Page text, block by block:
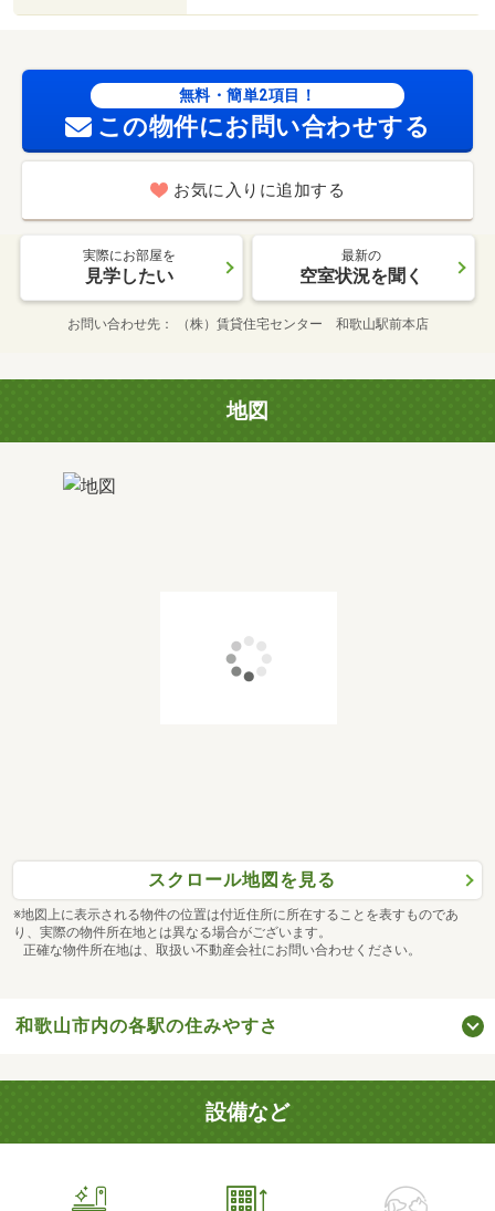
無料・簡単2項目！
この物件にお問い合わせする
お気に入りに追加する
実際にお部屋を
見学したい
最新の
空室状況を聞く
お問い合わせ先 （株）賃貸住宅センター 和歌山駅前本店
地図
スクロール地図を見る
※地図上に表示される物件の位置は付近住所に所在することを表すものであ
り、実際の物件所在地とは異なる場合がございます。
正確な物件所在地は、取扱い不動産会社にお問い合わせください。
和歌山市内の各駅の住みやすさ
設備など